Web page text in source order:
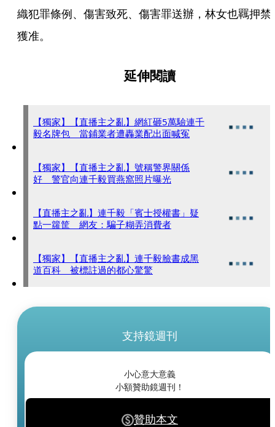
織犯罪條例、傷害致死、傷害罪送辦，林女也羈押禁
獲准。
延伸閱讀
【獨家】【直播主之亂】網紅砸5萬驗連千
毅名牌包 當鋪業者遭轟業配出面喊冤
【獨家】【直播主之亂】號稱警界關係
好 警官向連千毅買燕窩照片曝光
【直播主之亂】連千毅「賓士授權書」疑
點一籮筐 網友：騙子糊弄消費者
【獨家】【直播主之亂】連千毅臉書成黑
道百科 被標註過的都心驚驚
支持鏡週刊
小心意大意義
小額贊助鏡週刊！
贊助本文